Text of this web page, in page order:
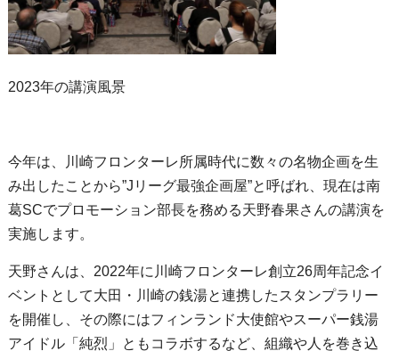
2023年の講演風景
今年は、川崎フロンターレ所属時代に数々の名物企画を生
み出したことから”Jリーグ最強企画屋”と呼ばれ、現在は南
葛SCでプロモーション部長を務める天野春果さんの講演を
実施します。
天野さんは、2022年に川崎フロンターレ創立26周年記念イ
ベントとして大田・川崎の銭湯と連携したスタンプラリー
を開催し、その際にはフィンランド大使館やスーパー銭湯
アイドル「純烈」ともコラボするなど、組織や人を巻き込